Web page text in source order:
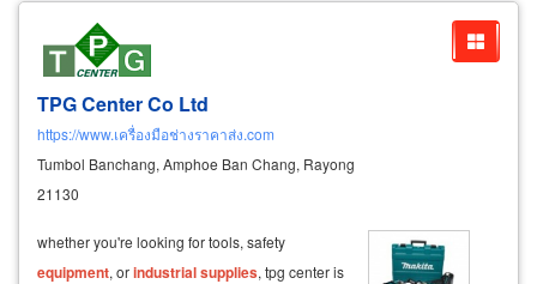
TPG Center Co Ltd
https://www.เครื่องมือช่างราคาส่ง.com
Tumbol Banchang, Amphoe Ban Chang, Rayong
21130
whether you're looking for tools, safety
equipment, orindustrialsupplies, tpg center is